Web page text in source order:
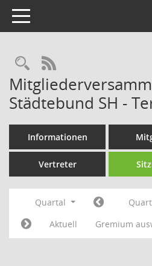
Toggle navigation
Rechercheauswahl
RSS-Feed
Städtebund SH -
Informationen
Vertreter
Quartal
Aktuell
Gremium